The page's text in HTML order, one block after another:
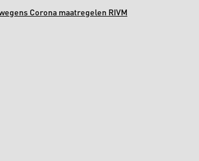
Corona maatregelen RIVM